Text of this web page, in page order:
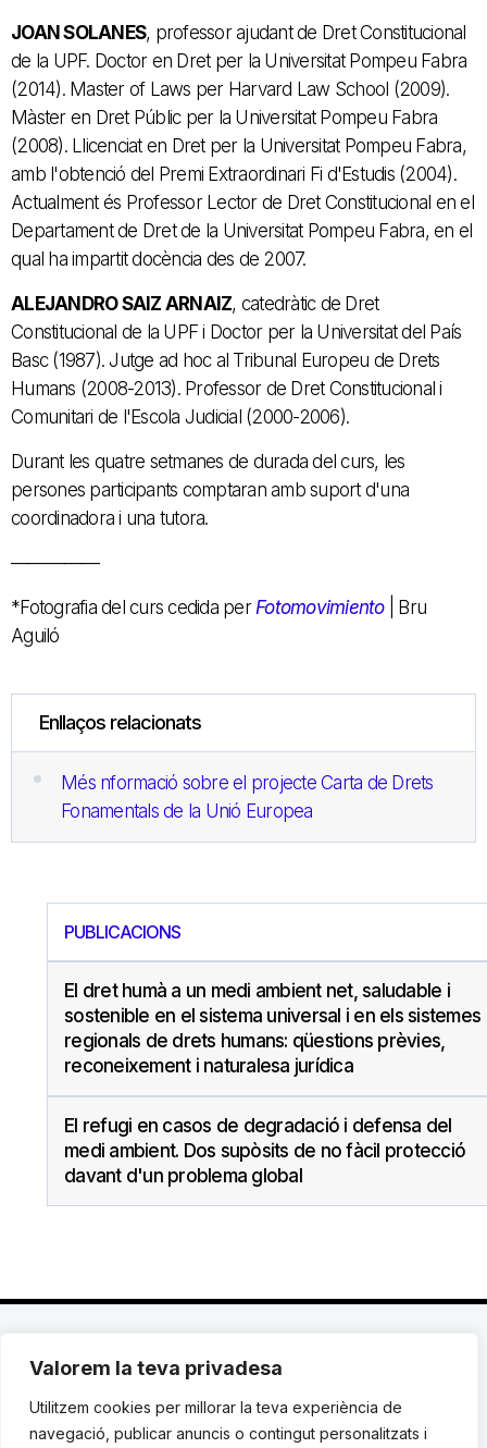
Valorem la teva privadesa
Utilitzem cookies per millorar la teva experiència de
navegació, publicar anuncis o contingut personalitzats i
JOAN SOLANES, professor ajudant de Dret Constitucional
de la UPF. Doctor en Dret per la Universitat Pompeu Fabra
(2014). Master of Laws per Harvard Law School (2009).
Màster en Dret Públic per la Universitat Pompeu Fabra
(2008). Llicenciat en Dret per la Universitat Pompeu Fabra,
amb l'obtenció del Premi Extraordinari Fi d'Estudis (2004).
Actualment és Professor Lector de Dret Constitucional en el
Departament de Dret de la Universitat Pompeu Fabra, en el
qual ha impartit docència des de 2007.
ALEJANDRO SAIZ ARNAIZ, catedràtic de Dret
Constitucional de la UPF i Doctor per la Universitat del País
Basc (1987). Jutge ad hoc al Tribunal Europeu de Drets
Humans (2008-2013). Professor de Dret Constitucional i
Comunitari de l'Escola Judicial (2000-2006).
Durant les quatre setmanes de durada del curs, les
persones participants comptaran amb suport d'una
coordinadora i una tutora.
—————
*Fotografia del curs cedida per Fotomovimiento
| Bru
Aguiló
Enllaços relacionats
Més nformació sobre el projecte Carta de Drets
Fonamentals de la Unió Europea
PUBLICACIONS
El dret humà a un medi ambient net, saludable i
sostenible en el sistema universal i en els sistemes
regionals de drets humans: qüestions prèvies,
reconeixement i naturalesa jurídica
El refugi en casos de degradació i defensa del
medi ambient. Dos supòsits de no fàcil protecció
davant d'un problema global
C. Avinyó 44, 2n | 08002 Barcelona |
119 03 72|institut@idhc.org